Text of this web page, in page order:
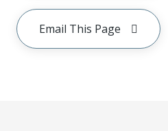
Email This Page